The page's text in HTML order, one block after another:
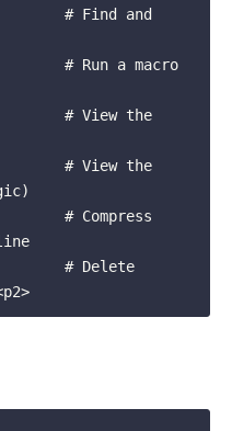
# Find and
# Run a macro
# View the
# View the
# Compress
# Delete